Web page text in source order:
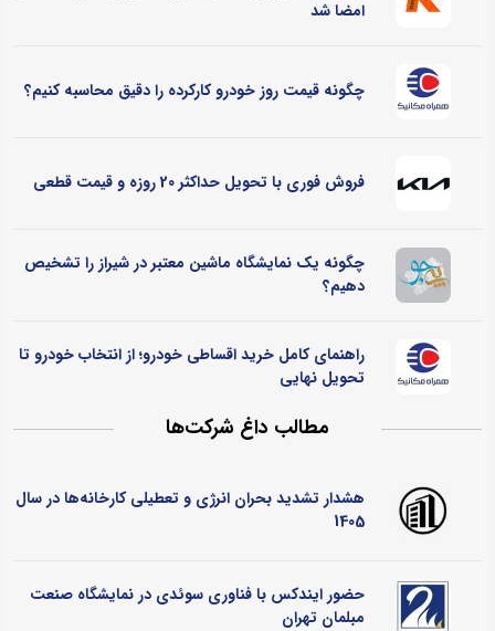
امضا شد
چگونه قیمت روز خودرو کارکرده را دقیق محاسبه کنیم؟
فروش فوری با تحویل حداکثر 20 روزه و قیمت قطعی
چگونه یک نمایشگاه ماشین معتبر در شیراز را تشخیص
دهیم؟
راهنمای کامل خرید اقساطی خودرو؛ از انتخاب خودرو تا
تحویل نهایی
مطالب داغ شرکت‌ها
هشدار تشدید بحران انرژی و تعطیلی کارخانه‌ها در سال
1405
حضور ایندکس با فناوری سوئدی در نمایشگاه صنعت
مبلمان تهران